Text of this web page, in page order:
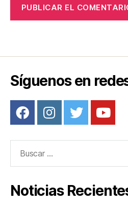
Síguenos en
Noticias